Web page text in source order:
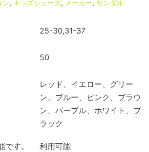
ン, キッズシューズ, メーカー, サンダル
25-30,31-37
50
レッド、イエロー、グリー
ン、ブルー、ピンク、ブラウ
ン、パープル、ホワイト、ブ
ラック
す。 利用可能